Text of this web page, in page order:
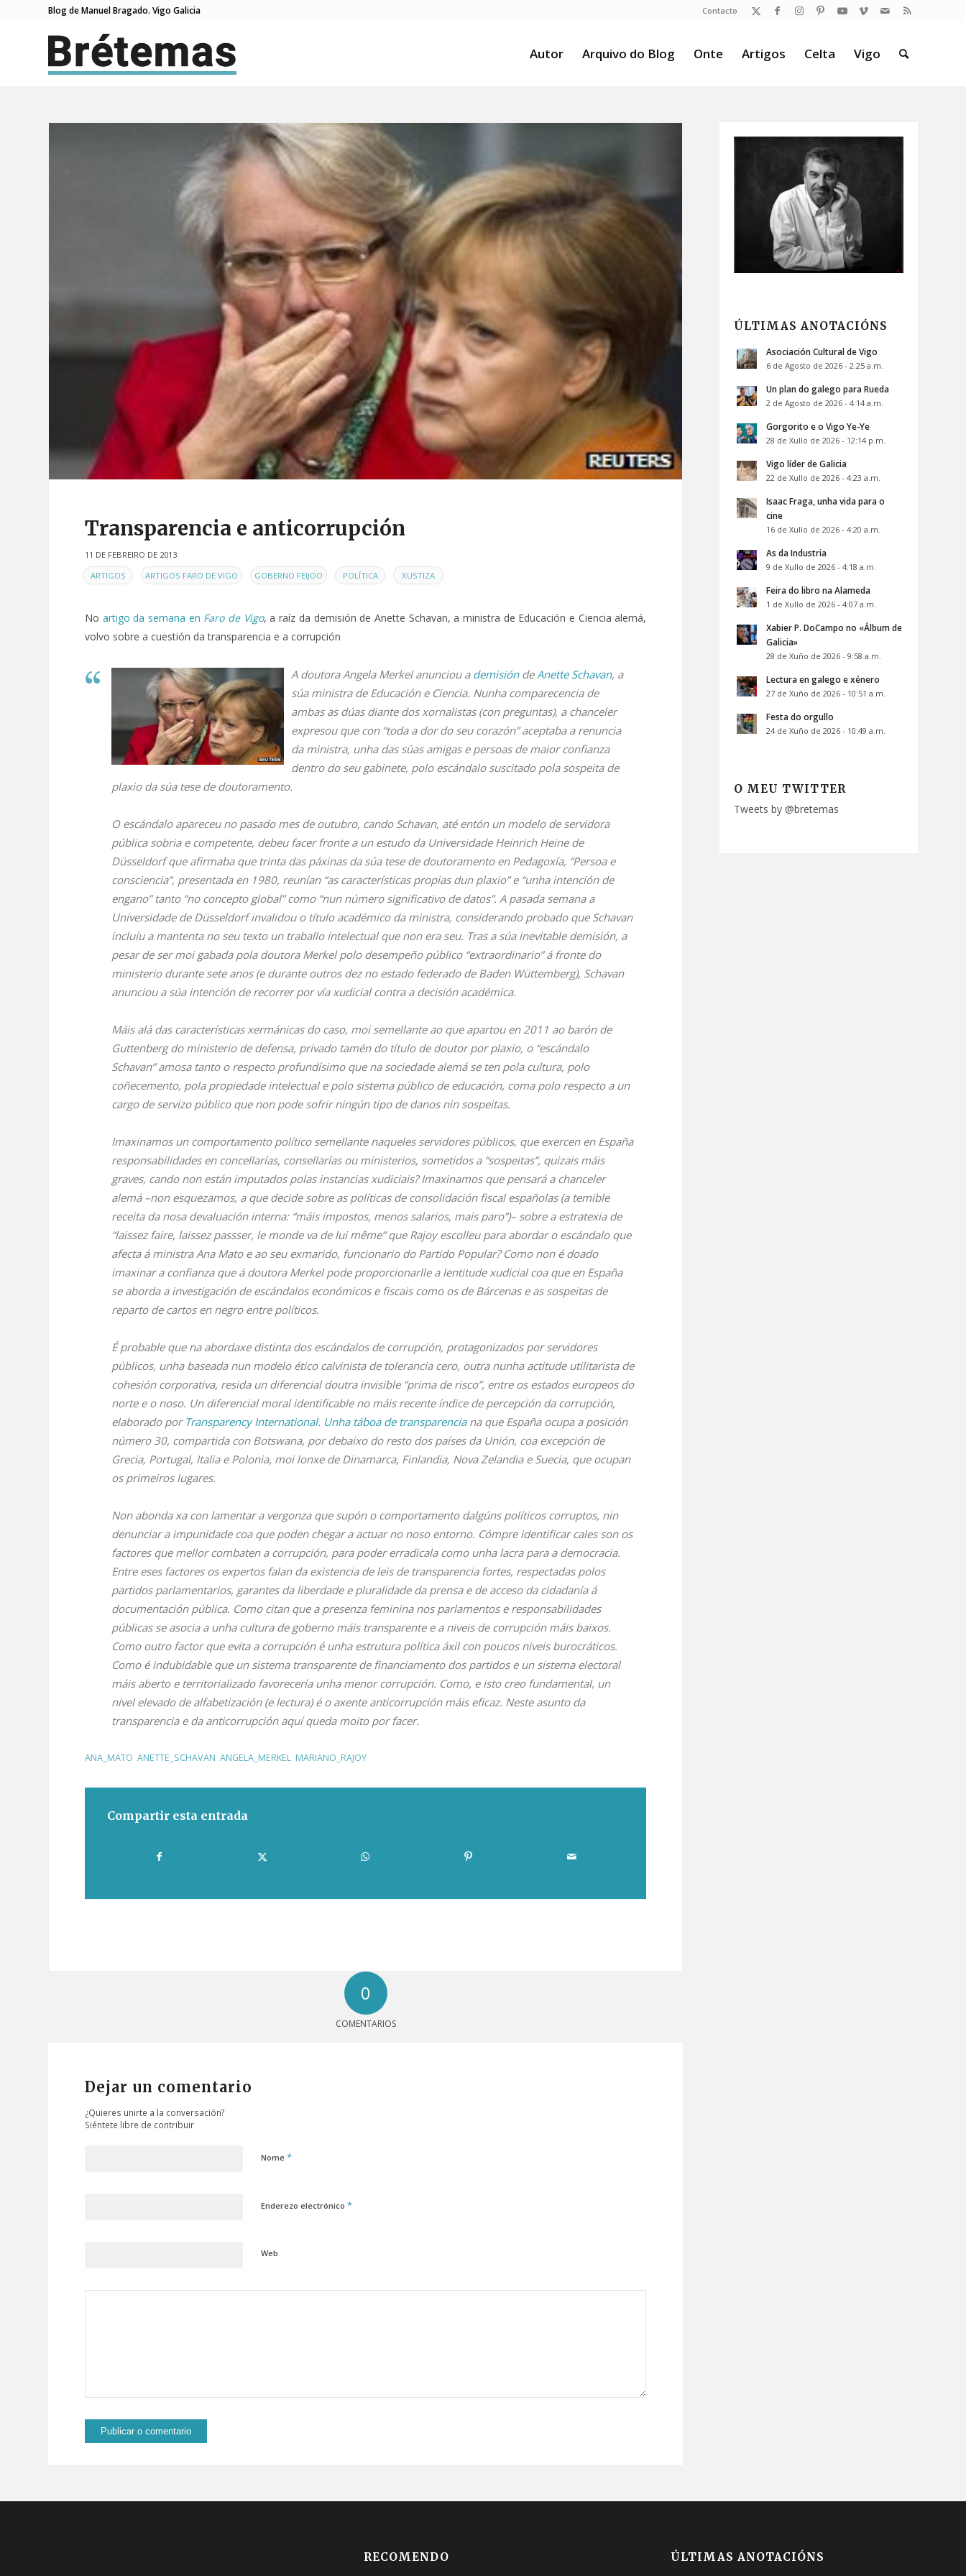
Contacto
Blog de Manuel Bragado. Vigo Galicia
Autor Arquivo do Blog Onte Artigos Celta Vigo
Transparencia e anticorrupción
11 DE FEBREIRO DE 2013
EN ARTIGOS ARTIGOS FARO DE VIGO GOBERNO FEIJOO POLÍTICA XUSTIZA
No artigo da semana en Faro de Vigo, a raíz da demisión de Anette Schavan, a ministra de Educación e Ciencia alemá,
volvo sobre a cuestión da transparencia e a corrupción
A doutora Angela Merkel anunciou a demisióndeAnette Schavan, a
súa ministra de Educación e Ciencia. Nunha comparecencia de
ambas as dúas diante dos xornalistas (con preguntas), a chanceler
expresou que con “toda a dor do seu corazón” aceptaba a renuncia
da ministra, unha das súas amigas e persoas de maior confianza
dentro do seu gabinete, polo escándalo suscitado pola sospeita de
plaxio da súa tese de doutoramento.
O escándalo apareceu no pasado mes de outubro, cando Schavan, até entón un modelo de servidora
pública sobria e competente, debeu facer fronte a un estudo da Universidade Heinrich Heine de
Düsseldorf que afirmaba que trinta das páxinas da súa tese de doutoramento en Pedagoxía, “Persoa e
consciencia”, presentada en 1980, reunían “as características propias dun plaxio” e “unha intención de
engano” tanto “no concepto global” como “nun número significativo de datos”. A pasada semana a
Universidade de Düsseldorf invalidou o título académico da ministra, considerando probado que Schavan
incluíu a mantenta no seu texto un traballo intelectual que non era seu. Tras a súa inevitable demisión, a
pesar de ser moi gabada pola doutora Merkel polo desempeño público “extraordinario” á fronte do
ministerio durante sete anos (e durante outros dez no estado federado de Baden Wüttemberg), Schavan
anunciou a súa intención de recorrer por vía xudicial contra a decisión académica.
Máis alá das características xermánicas do caso, moi semellante ao que apartou en 2011 ao barón de
Guttenberg do ministerio de defensa, privado tamén do título de doutor por plaxio, o “escándalo
Schavan” amosa tanto o respecto profundísimo que na sociedade alemá se ten pola cultura, polo
coñecemento, pola propiedade intelectual e polo sistema público de educación, coma polo respecto a un
cargo de servizo público que non pode sofrir ningún tipo de danos nin sospeitas.
Imaxinamos un comportamento político semellante naqueles servidores públicos, que exercen en España
responsabilidades en concellarías, consellarías ou ministerios, sometidos a “sospeitas”, quizais máis
graves, cando non están imputados polas instancias xudiciais? Imaxinamos que pensará a chanceler
alemá –non esquezamos, a que decide sobre as políticas de consolidación fiscal españolas (a temible
receita da nosa devaluación interna: “máis impostos, menos salarios, mais paro”)– sobre a estratexia de
“laissez faire, laissez passser, le monde va de lui même” que Rajoy escolleu para abordar o escándalo que
afecta á ministra Ana Mato e ao seu exmarido, funcionario do Partido Popular? Como non é doado
imaxinar a confianza que á doutora Merkel pode proporcionarlle a lentitude xudicial coa que en España
se aborda a investigación de escándalos económicos e fiscais como os de Bárcenas e as sospeitas de
reparto de cartos en negro entre políticos.
É probable que na abordaxe distinta dos escándalos de corrupción, protagonizados por servidores
públicos, unha baseada nun modelo ético calvinista de tolerancia cero, outra nunha actitude utilitarista de
cohesión corporativa, resida un diferencial doutra invisible “prima de risco”, entre os estados europeos do
norte e o noso. Un diferencial moral identificable no máis recente índice de percepción da corrupción,
elaborado por Transparency International. Unha táboa de transparenciana que España ocupa a posición
número 30, compartida con Botswana, por debaixo do resto dos países da Unión, coa excepción de
Grecia, Portugal, Italia e Polonia, moi lonxe de Dinamarca, Finlandia, Nova Zelandia e Suecia, que ocupan
os primeiros lugares.
Non abonda xa con lamentar a vergonza que supón o comportamento dalgúns políticos corruptos, nin
denunciar a impunidade coa que poden chegar a actuar no noso entorno. Cómpre identificar cales son os
factores que mellor combaten a corrupción, para poder erradicala como unha lacra para a democracia.
Entre eses factores os expertos falan da existencia de leis de transparencia fortes, respectadas polos
partidos parlamentarios, garantes da liberdade e pluralidade da prensa e de acceso da cidadanía á
documentación pública. Como citan que a presenza feminina nos parlamentos e responsabilidades
públicas se asocia a unha cultura de goberno máis transparente e a niveis de corrupción máis baixos.
Como outro factor que evita a corrupción é unha estrutura política áxil con poucos niveis burocráticos.
Como é indubidable que un sistema transparente de financiamento dos partidos e un sistema electoral
máis aberto e territorializado favorecería unha menor corrupción. Como, e isto creo fundamental, un
nivel elevado de alfabetización (e lectura) é o axente anticorrupción máis eficaz. Neste asunto da
transparencia e da anticorrupción aquí queda moito por facer.
ANA_MATO ANETTE_SCHAVAN ANGELA_MERKEL MARIANO_RAJOY
Compartir esta entrada
0
COMENTARIOS
Dejar un comentario
¿Quieres unirte a la conversación?
Siéntete libre de contribuir
Nome *
Enderezo electrónico *
Web
ÚLTIMAS ANOTACIÓNS
Asociación Cultural de Vigo
6 de Agosto de 2026 - 2:25 a.m.
Un plan do galego para Rueda
2 de Agosto de 2026 - 4:14 a.m.
Gorgorito e o Vigo Ye-Ye
28 de Xullo de 2026 - 12:14 p.m.
Vigo líder de Galicia
22 de Xullo de 2026 - 4:23 a.m.
Isaac Fraga, unha vida para o
cine
16 de Xullo de 2026 - 4:20 a.m.
As da Industria
9 de Xullo de 2026 - 4:18 a.m.
Feira do libro na Alameda
1 de Xullo de 2026 - 4:07 a.m.
Xabier P. DoCampo no «Álbum de
Galicia»
28 de Xuño de 2026 - 9:58 a.m.
Lectura en galego e xénero
27 de Xuño de 2026 - 10:51 a.m.
Festa do orgullo
24 de Xuño de 2026 - 10:49 a.m.
O MEU TWITTER
Tweets by @bretemas
RECOMENDO ÚLTIMAS ANOTACIÓNS